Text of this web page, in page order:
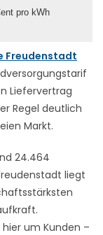
Freudenstadt
Liefervertrag
Regel deutlich
Markt.
24.464
liegt
um Kunden –
pro kWh